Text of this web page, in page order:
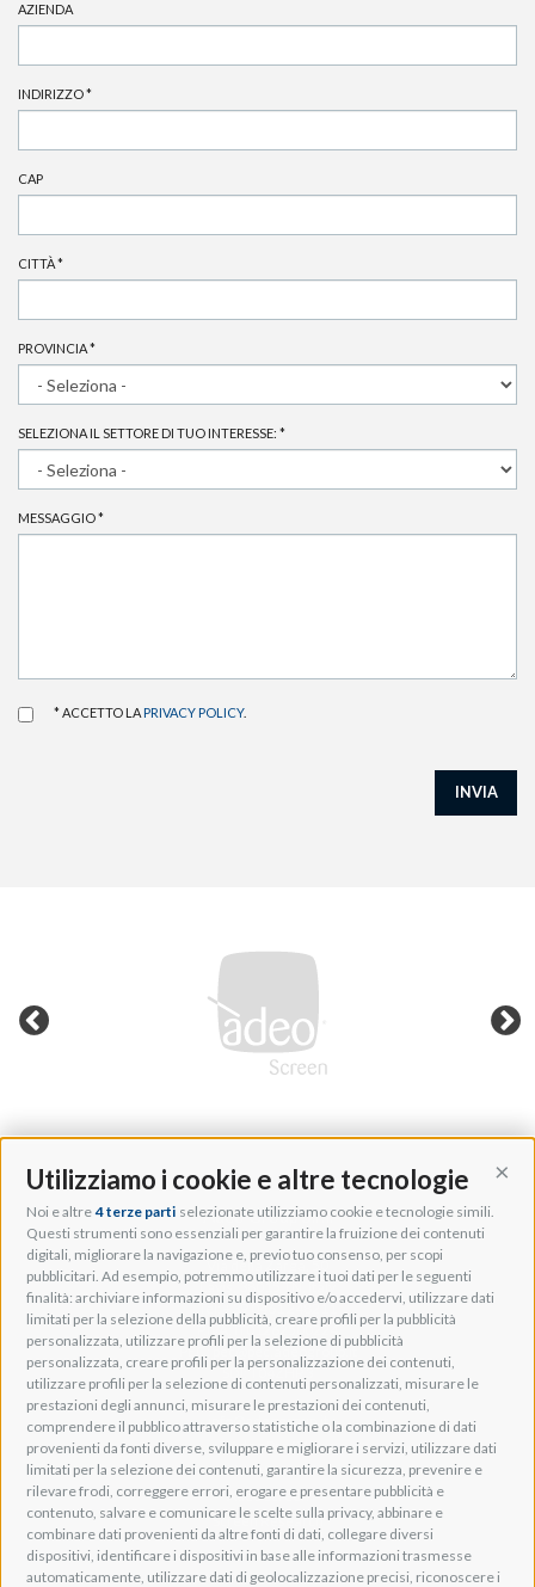
Utilizziamo i cookie e altre tecnologie
Noi e altre 4 terze parti selezionate utilizziamo cookie e tecnologie simili.
Questi strumenti sono essenziali per garantire la fruizione dei contenuti
digitali, migliorare la navigazione e, previo tuo consenso, per scopi
pubblicitari. Ad esempio, potremmo utilizzare i tuoi dati per le seguenti
finalità: archiviare informazioni su dispositivo e/o accedervi, utilizzare dati
limitati per la selezione della pubblicità, creare profili per la pubblicità
personalizzata, utilizzare profili per la selezione di pubblicità
personalizzata, creare profili per la personalizzazione dei contenuti,
utilizzare profili per la selezione di contenuti personalizzati, misurare le
prestazioni degli annunci, misurare le prestazioni dei contenuti,
comprendere il pubblico attraverso statistiche o la combinazione di dati
provenienti da fonti diverse, sviluppare e migliorare i servizi, utilizzare dati
limitati per la selezione dei contenuti, garantire la sicurezza, prevenire e
rilevare frodi, correggere errori, erogare e presentare pubblicità e
contenuto, salvare e comunicare le scelte sulla privacy, abbinare e
combinare dati provenienti da altre fonti di dati, collegare diversi
dispositivi, identificare i dispositivi in base alle informazioni trasmesse
automaticamente, utilizzare dati di geolocalizzazione precisi, riconoscere i
AZIENDA
INDIRIZZO*
CAP
CITTÀ*
PROVINCIA*
SELEZIONA IL SETTORE DI TUO INTERESSE: *
MESSAGGIO*
* ACCETTO LA PRIVACY POLICY.
INVIA
Adeo Group S.r.l.
Via della Zarga, 50
Lavis, 38015 TN, Italy
Tel: +39 0461 248211
P.IVA: IT01262500224
PEC: pec@pec.adeogroup.it
SDI: T04ZHR3
info@adeogroup.it
Adeo ProAV
Adeo HomeAV
Adeo Screen
Screen Research